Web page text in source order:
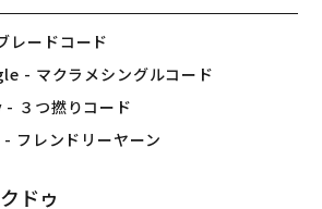
ードコード
- マクラメシングルコード
３つ撚りコード
レンドリーヤーン
ドゥ